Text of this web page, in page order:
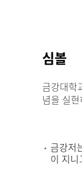
심볼
금강대학
념을 실
금강저
이 지